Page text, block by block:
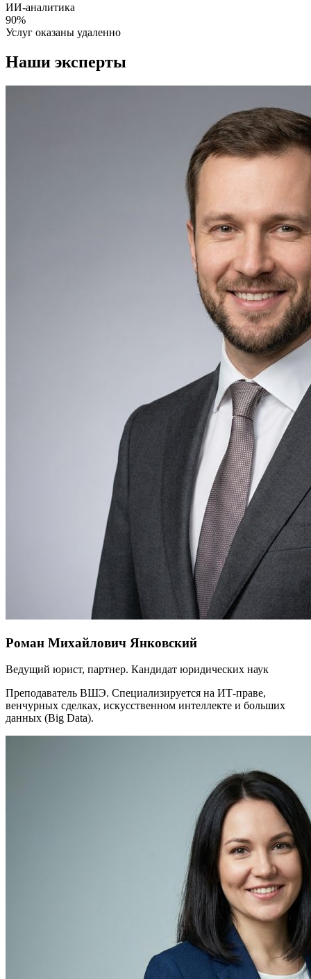
ИИ-аналитика
90%
Услуг оказаны удаленно
Наши эксперты
Роман Михайлович Янковский
Ведущий юрист, партнер. Кандидат юридических наук
Преподаватель ВШЭ. Специализируется на ИТ-праве,
венчурных сделках, искусственном интеллекте и больших
данных (Big Data).